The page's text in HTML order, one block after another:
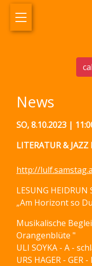
News
SO, 8.10.2023 |
LITERATUR &
http://
LESUNG HEIDRUN
„Am Horizont so
Musikalische
Orangenblüte "
ULI SOYKA - A -
URS HAGER -